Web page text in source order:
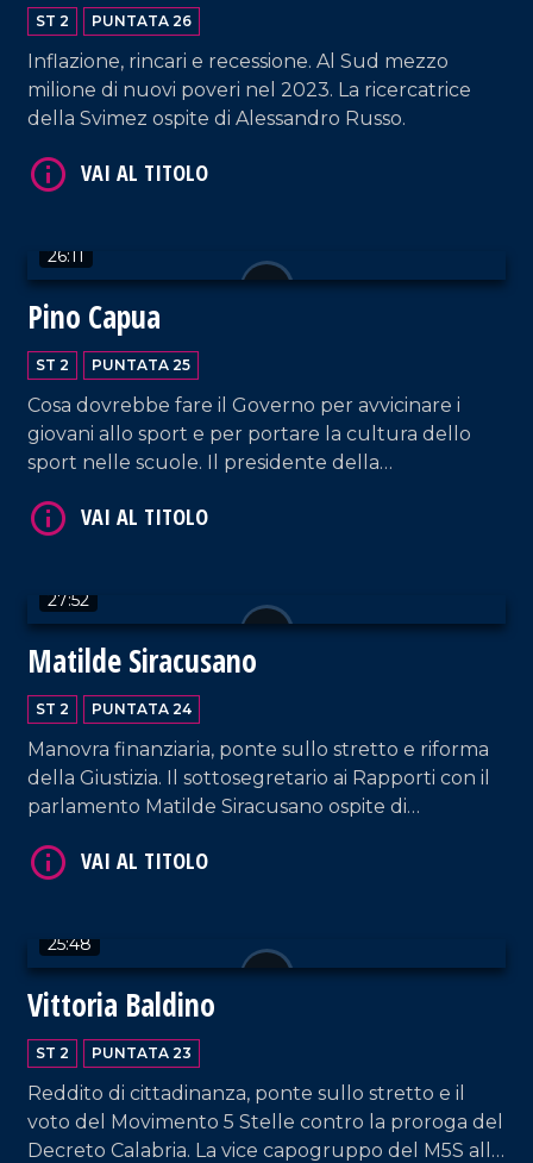
ST 2 PUNTATA 26
Inflazione, rincari e recessione. Al Sud mezzo
milione di nuovi poveri nel 2023. La ricercatrice
della Svimez ospite di Alessandro Russo.
26:11
Pino Capua
ST 2 PUNTATA 25
Cosa dovrebbe fare il Governo per avvicinare i
giovani allo sport e per portare la cultura dello
sport nelle scuole. Il presidente della
ospite di Alessandro Russo.
27:52
Matilde Siracusano
ST 2 PUNTATA 24
Manovra finanziaria, ponte sullo stretto e riforma
della Giustizia. Il sottosegretario ai Rapporti con il
parlamento Matilde Siracusano ospite di
25:48
Vittoria Baldino
ST 2 PUNTATA 23
Reddito di cittadinanza, ponte sullo stretto e il
voto del Movimento 5 Stelle contro la proroga del
Decreto Calabria. La vice capogruppo del M5S alla
VAI AL TITOLO
VAI AL TITOLO
VAI AL TITOLO
VAI AL TITOLO